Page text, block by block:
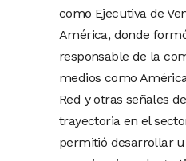
como Ejecutiva de
América, donde
responsable de la
medios como
Red y otras señales
trayectoria en el
permitió desarrollar